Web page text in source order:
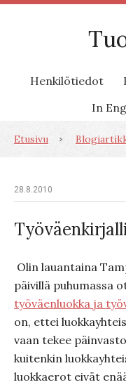
Henkilötiedot
In
Etusivu
28.8.2010
Olin lauantaina
päivillä puhumassa
työväenluokka ja
on, ettei
vaan tekee
kuitenkin
luokkaerot eivät